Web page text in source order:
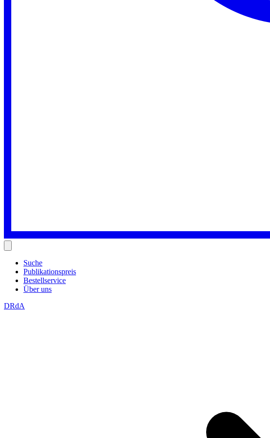
Suche
Publikationspreis
Bestellservice
Über uns
DRdA